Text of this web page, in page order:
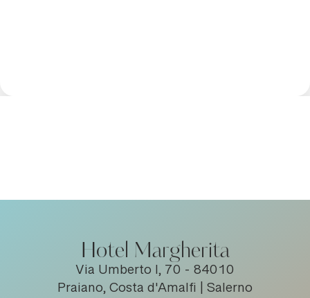
Hotel Margherita
Via Umberto I, 70 - 84010
Praiano, Costa d'Amalfi | Salerno